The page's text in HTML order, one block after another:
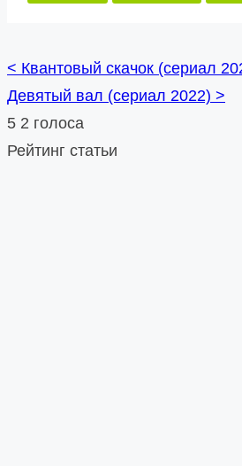
Posts
navigation
< Квантовый скачок (сериал
Девятый вал (сериал 2022) >
5 2 голоса
Рейтинг статьи